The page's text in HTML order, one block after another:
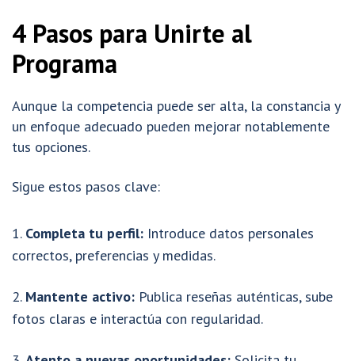
4 Pasos para Unirte al
Programa
Aunque la competencia puede ser alta, la constancia y
un enfoque adecuado pueden mejorar notablemente
tus opciones.
Sigue estos pasos clave:
Completa tu perfil: Introduce datos personales
correctos, preferencias y medidas.
Mantente activo: Publica reseñas auténticas, sube
fotos claras e interactúa con regularidad.